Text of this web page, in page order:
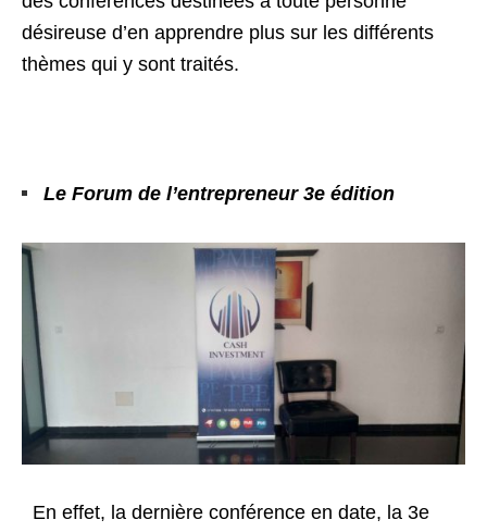
désireuse d’en apprendre plus sur les différents
thèmes qui y sont traités.
Le Forum de l’entrepreneur 3e édition
En effet, la dernière conférence en date, la 3e